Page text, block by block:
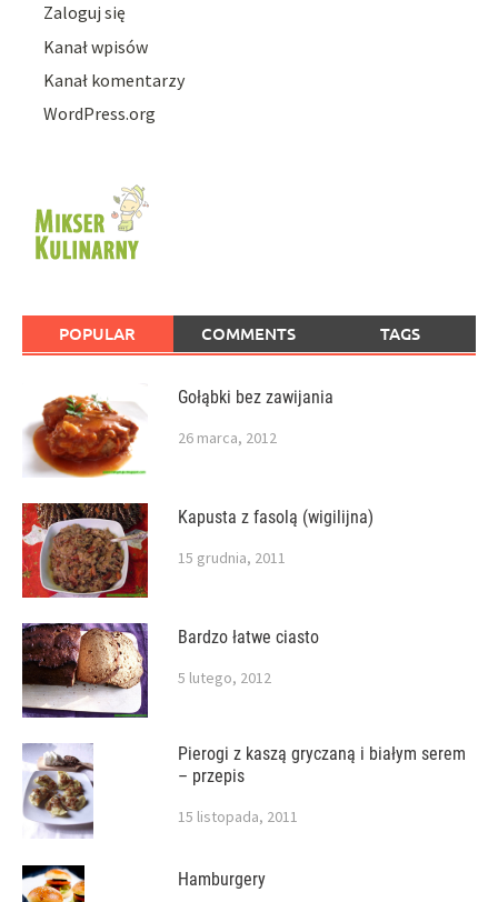
Zaloguj się
Kanał wpisów
Kanał komentarzy
WordPress.org
POPULAR COMMENTS TAGS
Gołąbki bez zawijania
26 marca, 2012
Kapusta z fasolą (wigilijna)
15 grudnia, 2011
Bardzo łatwe ciasto
5 lutego, 2012
Pierogi z kaszą gryczaną i białym serem
– przepis
15 listopada, 2011
Hamburgery